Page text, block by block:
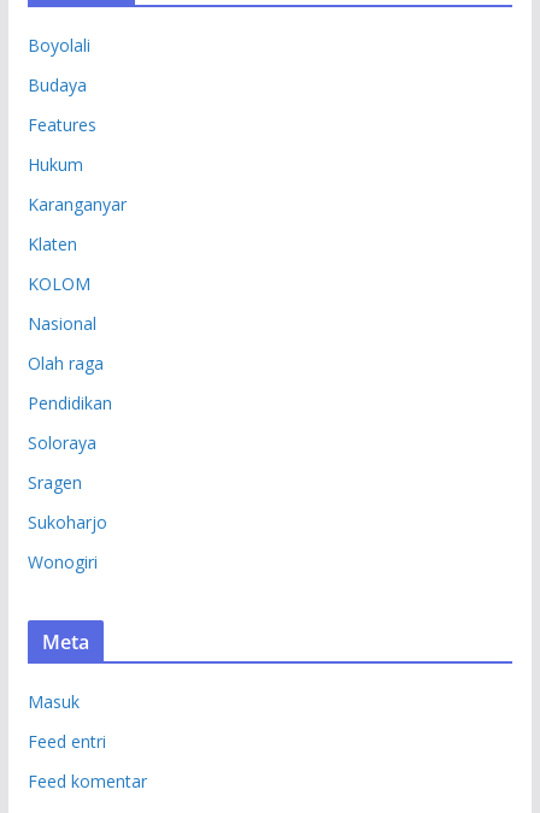
Boyolali
Budaya
Features
Hukum
Karanganyar
Klaten
KOLOM
Nasional
Olah raga
Pendidikan
Soloraya
Sragen
Sukoharjo
Wonogiri
Meta
Masuk
Feed entri
Feed komentar